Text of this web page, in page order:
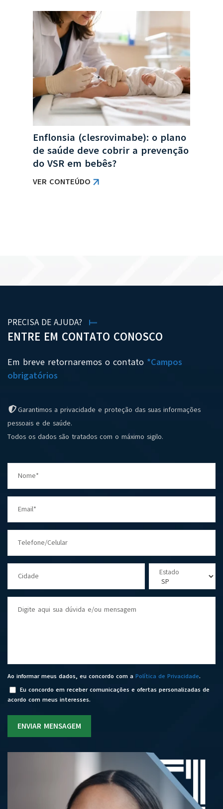
Enflonsia (clesrovimabe): o plano
de saúde deve cobrir a prevenção
do VSR em bebês?
VER CONTEÚDO
PRECISA DE AJUDA?
ENTRE EM CONTATO CONOSCO
Em breve retornaremos o contato *Campos
obrigatórios
Garantimos a privacidade e proteção das suas informações
pessoais e de saúde.
Todos os dados são tratados com o máximo sigilo.
Nome*
Email*
Telefone/Celular
Cidade Estado
Digite aqui sua dúvida e/ou mensagem
Ao informar meus dados, eu concordo com a Política de Privacidade.
Eu concordo em receber comunicações e ofertas personalizadas de
acordo com meus interesses.
ENVIAR MENSAGEM